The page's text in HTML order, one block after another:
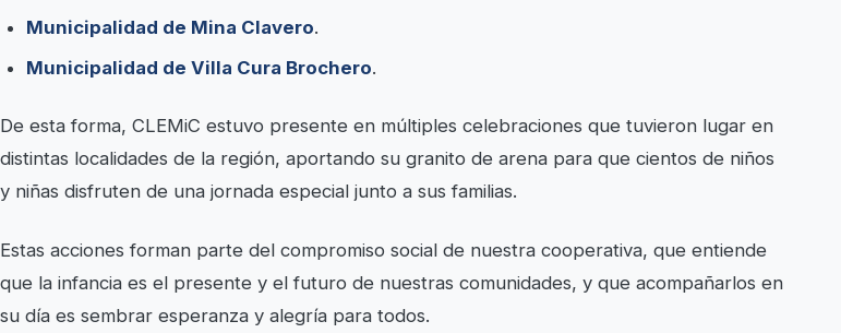
Municipalidad de Mina Clavero.
Municipalidad de Villa Cura Brochero.
De esta forma, CLEMiC estuvo presente en múltiples celebraciones que tuvieron lugar en
distintas localidades de la región, aportando su granito de arena para que cientos de niños
y niñas disfruten de una jornada especial junto a sus familias.
Estas acciones forman parte del compromiso social de nuestra cooperativa, que entiende
que la infancia es el presente y el futuro de nuestras comunidades, y que acompañarlos en
su día es sembrar esperanza y alegría para todos.